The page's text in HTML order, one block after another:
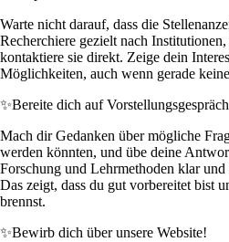
Warte nicht darauf, dass die
Recherchiere gezielt nach
kontaktiere sie direkt. Zeige dein
Möglichkeiten, auch wenn gerade
✨Bereite dich auf
Mach dir Gedanken über mögliche
werden könnten, und übe deine
Forschung und Lehrmethoden klar und
Das zeigt, dass du gut vorbereitet bist
brennst.
✨Bewirb dich über unsere Website!